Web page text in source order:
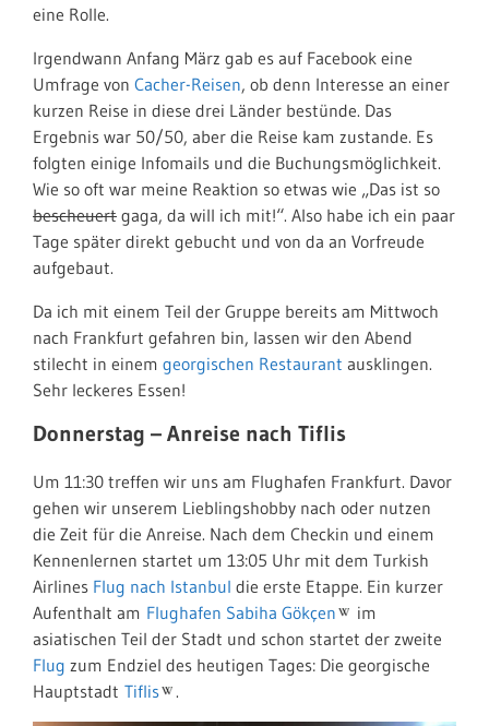
eine Rolle.
Irgendwann Anfang März gab es auf Facebook eine
Umfrage von Cacher-Reisen, ob denn Interesse an einer
kurzen Reise in diese drei Länder bestünde. Das
Ergebnis war 50/50, aber die Reise kam zustande. Es
folgten einige Infomails und die Buchungsmöglichkeit.
Wie so oft war meine Reaktion so etwas wie „Das ist so
bescheuert gaga, da will ich mit!“. Also habe ich ein paar
Tage später direkt gebucht und von da an Vorfreude
aufgebaut.
Da ich mit einem Teil der Gruppe bereits am Mittwoch
nach Frankfurt gefahren bin, lassen wir den Abend
stilecht in einem georgischen Restaurant ausklingen.
Sehr leckeres Essen!
Donnerstag – Anreise nach Tiflis
Um 11:30 treffen wir uns am Flughafen Frankfurt. Davor
gehen wir unserem Lieblingshobby nach oder nutzen
die Zeit für die Anreise. Nach dem Checkin und einem
Kennenlernen startet um 13:05 Uhr mit dem Turkish
Airlines Flug nach Istanbul die erste Etappe. Ein kurzer
Aufenthalt am Flughafen Sabiha Gökçen
im
asiatischen Teil der Stadt und schon startet der zweite
Flug zum Endziel des heutigen Tages: Die georgische
Hauptstadt Tiflis .